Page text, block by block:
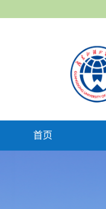
首页